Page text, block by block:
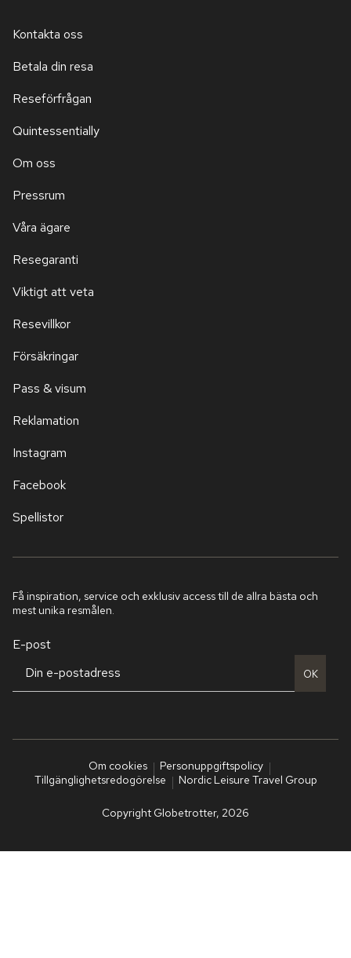
Kontakta oss
Betala din resa
Reseförfrågan
Quintessentially
Om oss
Pressrum
Våra ägare
Resegaranti
Viktigt att veta
Resevillkor
Försäkringar
Pass & visum
Reklamation
Instagram
Facebook
Spellistor
Få inspiration, service och exklusiv access till de allra bästa och
mest unika resmålen.
E-post
OK
Om cookies
Personuppgiftspolicy
Tillgänglighetsredogörelse
Nordic Leisure Travel Group
Copyright Globetrotter, 2026